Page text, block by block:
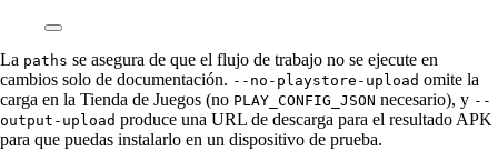
La paths se asegura de que el flujo de trabajo no se ejecute en
cambios solo de documentación. --no-playstore-upload omite la
carga en la Tienda de Juegos (no PLAY_CONFIG_JSON necesario), y --
output-upload produce una URL de descarga para el resultado APK
para que puedas instalarlo en un dispositivo de prueba.